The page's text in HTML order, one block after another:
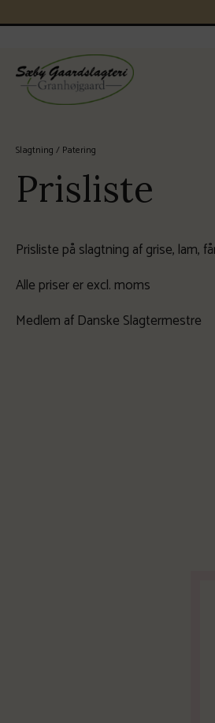
Slagtning / Patering
Prisliste
Prisliste på slagtning af grise, lam,
Alle priser er excl. moms
Medlem af Danske Slagtermestre